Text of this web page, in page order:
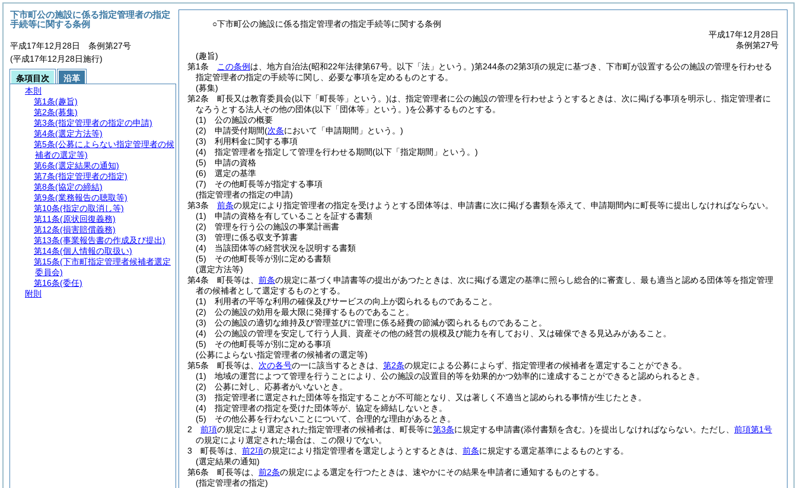
○下市町公の施設に係る指定管理者の指定手続等に関する条例
平成17年12月28日
条例第27号
(趣旨)
第1条
この条例 は、地方自治法(昭和22年法律第67号。以下「法」という。)第244条の2第3項の規定に基づき、下市町が設置する公の施設の管理を行わせる
指定管理者の指定の手続等に関し、必要な事項を定めるものとする。
(募集)
第2条
町長又は教育委員会(以下「町長等」という。)は、指定管理者に公の施設の管理を行わせようとするときは、次に掲げる事項を明示し、指定管理者に
なろうとする法人その他の団体(以下「団体等」という。)を公募するものとする。
(1)
公の施設の概要
(2)
申請受付期間(次条において「申請期間」という。)
(3)
利用料金に関する事項
(4)
指定管理者を指定して管理を行わせる期間(以下「指定期間」という。)
(5)
申請の資格
(6)
選定の基準
(7)
その他町長等が指定する事項
(指定管理者の指定の申請)
第3条
前条の規定により指定管理者の指定を受けようとする団体等は、申請書に次に掲げる書類を添えて、申請期間内に町長等に提出しなければならない。
(1)
申請の資格を有していることを証する書類
(2)
管理を行う公の施設の事業計画書
(3)
管理に係る収支予算書
(4)
当該団体等の経営状況を説明する書類
(5)
その他町長等が別に定める書類
(選定方法等)
第4条
町長等は、 前条の規定に基づく申請書等の提出があつたときは、次に掲げる選定の基準に照らし総合的に審査し、最も適当と認める団体等を指定管理
者の候補者として選定するものとする。
(1)
利用者の平等な利用の確保及びサービスの向上が図られるものであること。
(2)
公の施設の効用を最大限に発揮するものであること。
(3)
公の施設の適切な維持及び管理並びに管理に係る経費の節減が図られるものであること。
(4)
公の施設の管理を安定して行う人員、資産その他の経営の規模及び能力を有しており、又は確保できる見込みがあること。
(5)
その他町長等が別に定める事項
(公募によらない指定管理者の候補者の選定等)
第5条
町長等は、 次の各号の一に該当するときは、 第2条の規定による公募によらず、指定管理者の候補者を選定することができる。
(1)
地域の運営によつて管理を行うことにより、公の施設の設置目的等を効果的かつ効率的に達成することができると認められるとき。
(2)
公募に対し、応募者がいないとき。
(3)
指定管理者に選定された団体等を指定することが不可能となり、又は著しく不適当と認められる事情が生じたとき。
(4)
指定管理者の指定を受けた団体等が、協定を締結しないとき。
(5)
その他公募を行わないことについて、合理的な理由があるとき。
2
前項の規定により選定された指定管理者の候補者は、町長等に第3条に規定する申請書(添付書類を含む。)を提出しなければならない。 ただし、 前項第1号
の規定により選定された場合は、この限りでない。
3
町長等は、 前2項の規定により指定管理者を選定しようとするときは、 前条に規定する選定基準によるものとする。
(選定結果の通知)
第6条
町長等は、 前2条の規定による選定を行つたときは、速やかにその結果を申請者に通知するものとする。
(指定管理者の指定)
下市町公の施設に係る指定管理者の指定
手続等に関する条例
平成17年12月28日 条例第27号
(平成17年12月28日施行)
条項目次
沿革
本則
第1条(趣旨)
第2条(募集)
第3条(指定管理者の指定の申請)
第4条(選定方法等)
第5条(公募によらない指定管理者の候
補者の選定等)
第6条(選定結果の通知)
第7条(指定管理者の指定)
第8条(協定の締結)
第9条(業務報告の聴取等)
第10条(指定の取消し等)
第11条(原状回復義務)
第12条(損害賠償義務)
第13条(事業報告書の作成及び提出)
第14条(個人情報の取扱い)
第15条(下市町指定管理者候補者選定
委員会)
第16条(委任)
附則